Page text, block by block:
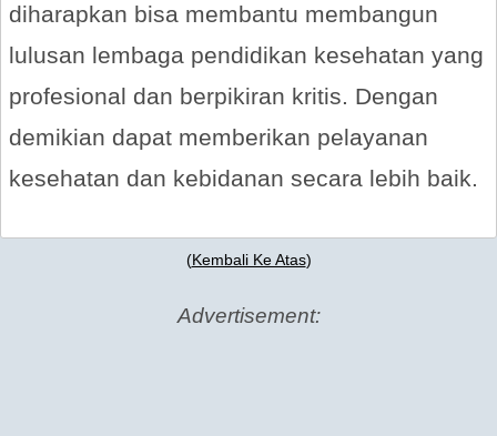
diharapkan bisa membantu membangun
lulusan lembaga pendidikan kesehatan yang
profesional dan berpikiran kritis. Dengan
demikian dapat memberikan pelayanan
kesehatan dan kebidanan secara lebih baik.
(Kembali Ke Atas)
Advertisement: